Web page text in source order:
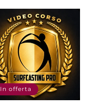
In offerta